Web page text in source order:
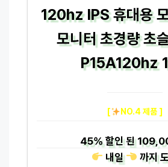
120hz IPS 휴대용
모니터 초경량 초
P15A120hz
[ NO.4 제품 ]
45%할인 된
내일
까지